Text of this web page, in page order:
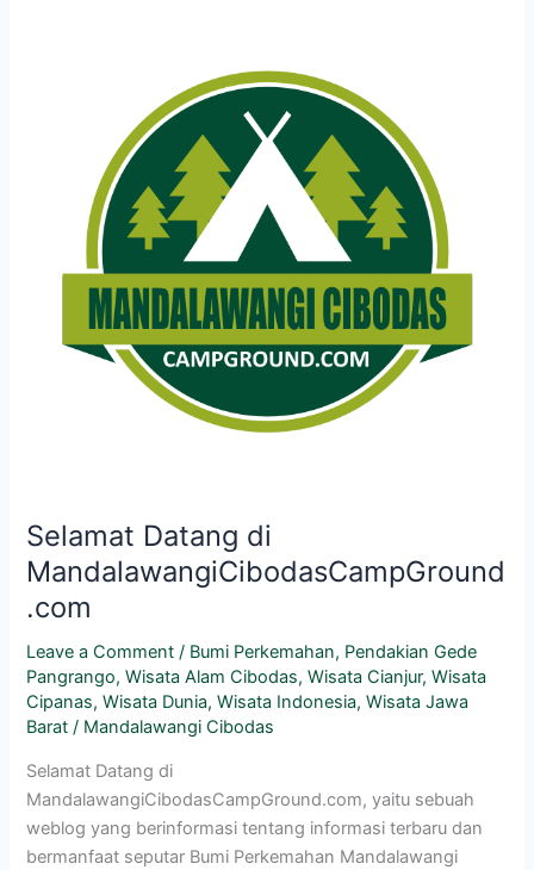
Selamat Datang di
MandalawangiCibodasCampGround
.com
Leave a Comment / Bumi Perkemahan, Pendakian Gede
Pangrango,Wisata Alam Cibodas,Wisata Cianjur,Wisata
Cipanas,Wisata Dunia,Wisata Indonesia,Wisata Jawa
Barat / Mandalawangi Cibodas
Selamat Datang di
MandalawangiCibodasCampGround.com, yaitu sebuah
weblog yang berinformasi tentang informasi terbaru dan
bermanfaat seputar Bumi Perkemahan Mandalawangi
MandalawangiCibodasCampGround.com